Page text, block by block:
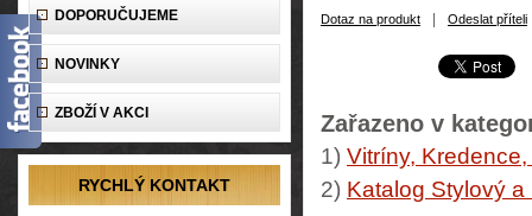
DOPORUČUJEME
NOVINKY
ZBOŽÍ V AKCI
RYCHLÝ KONTAKT
Dotaz na produkt Odeslat příteli
Zařazeno v
1) Vitríny,
2) Katalog Stylový